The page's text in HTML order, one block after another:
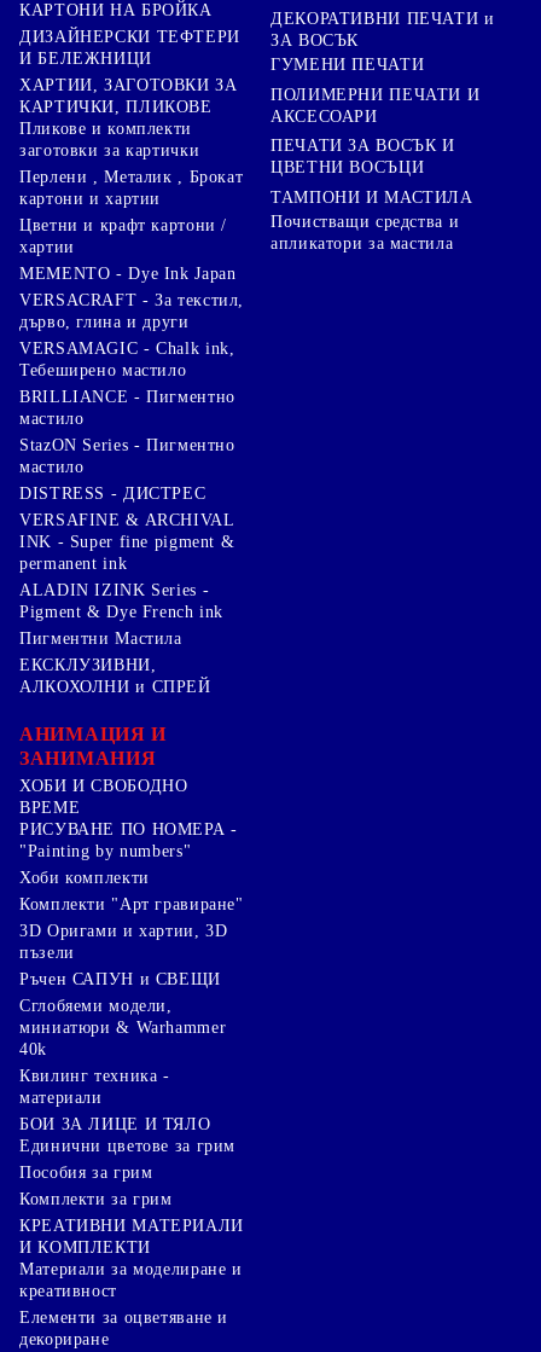
КАРТОНИ НА БРОЙКА
ДИЗАЙНЕРСКИ ТЕФТЕРИ
И БЕЛЕЖНИЦИ
ХАРТИИ, ЗАГОТОВКИ ЗА
КАРТИЧКИ, ПЛИКОВЕ
Пликове и комплекти
заготовки за картички
Перлени , Металик , Брокат
картони и хартии
Цветни и крафт картони /
хартии
ДЕКОРАТИВНИ ПЕЧАТИ и
ЗА ВОСЪК
ГУМЕНИ ПЕЧАТИ
ПОЛИМЕРНИ ПЕЧАТИ И
АКСЕСОАРИ
ПЕЧАТИ ЗА ВОСЪК И
ЦВЕТНИ ВОСЪЦИ
ТАМПОНИ И МАСТИЛА
Почистващи средства и
апликатори за мастила
MEMENTO - Dye Ink Japan
VERSACRAFT - За текстил,
дърво, глина и други
VERSAMAGIC - Chalk ink,
Тебеширено мастило
BRILLIANCE - Пигментно
мастило
StazON Series - Пигментно
мастило
DISTRESS - ДИСТРЕС
VERSAFINE & ARCHIVAL
INK - Super fine pigment &
permanent ink
ALADIN IZINK Series -
Pigment & Dye French ink
Пигментни Мастила
ЕКСКЛУЗИВНИ,
АЛКОХОЛНИ и СПРЕЙ
АНИМАЦИЯ И
ЗАНИМАНИЯ
ХОБИ И СВОБОДНО
ВРЕМЕ
РИСУВАНЕ ПО НОМЕРА -
"Painting by numbers"
Хоби комплекти
Комплекти "Арт гравиране"
3D Оригами и хартии, 3D
пъзели
Ръчен САПУН и СВЕЩИ
Сглобяеми модели,
миниатюри & Warhammer
40k
Квилинг техника -
материали
БОИ ЗА ЛИЦЕ И ТЯЛО
Единични цветове за грим
Пособия за грим
Комплекти за грим
КРЕАТИВНИ МАТЕРИАЛИ
И КОМПЛЕКТИ
Mатериали за моделиране и
креативност
Елементи за оцветяване и
декориране